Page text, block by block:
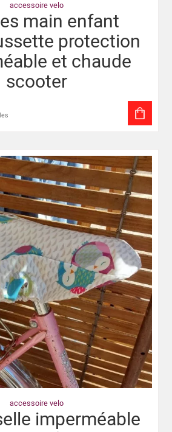
accessoire velo
main enfant
protection
et chaude
scooter
accessoire velo
imperméable